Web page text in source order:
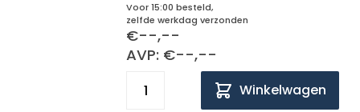
Voor 15:00 besteld,
zelfde werkdag verzonden
€--,--
AVP: €--,--
Winkelwagen